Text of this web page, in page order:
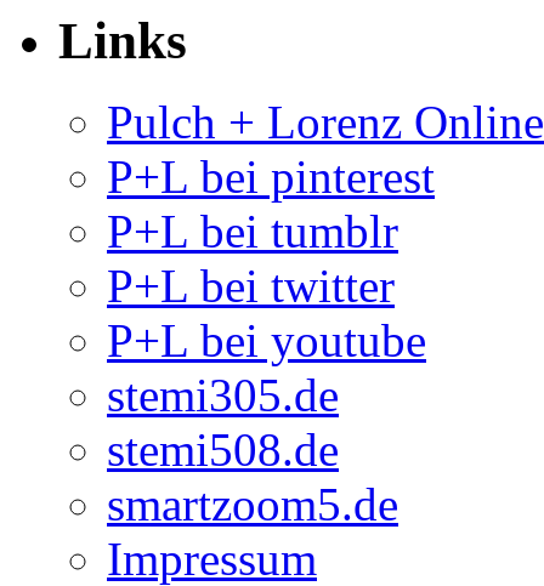
Links
Pulch + Lorenz
P+L bei pinterest
P+L bei tumblr
P+L bei twitter
P+L bei youtube
stemi305.de
stemi508.de
smartzoom5.de
Impressum